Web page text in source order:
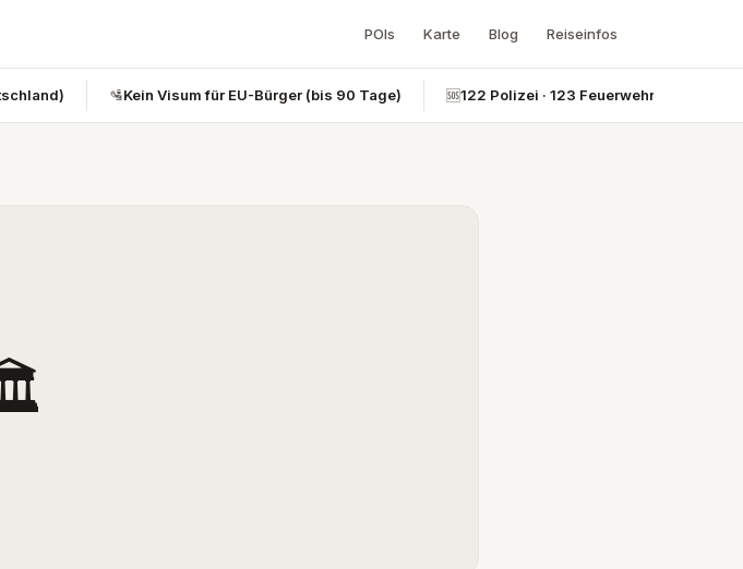
POIs Karte Blog Reiseinfos
🛂Kein Visum für EU-Bürger (bis 90 Tage) 🆘122 Polizei · 123 Feuerwehr · 124